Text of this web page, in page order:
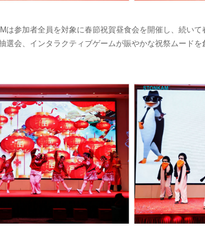
は参加者全員を対象に春節祝賀昼食会を開催し、続い
選会、インタラクティブゲームが賑やかな祝祭ムード